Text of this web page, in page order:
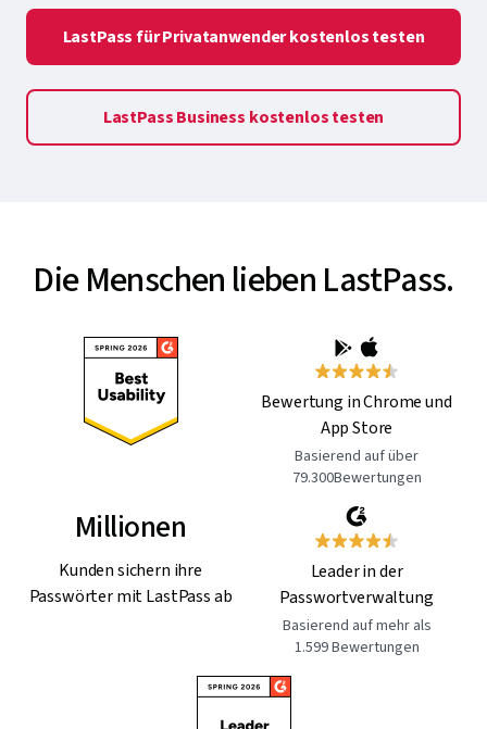
LastPass für Privatanwender kostenlos testen
LastPass Business kostenlos testen
Die Menschen lieben LastPass.
Bewertung in Chrome und
App Store
Basierend auf über
79.300Bewertungen
Millionen
Kunden sichern ihre
Passwörter mit LastPass ab
Leader in der
Passwortverwaltung
Basierend auf mehr als
1.599 Bewertungen